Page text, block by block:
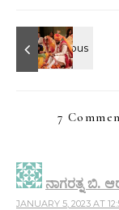
7
ನಾಗರತ್ನ ಬಿ.
JANUARY 5, 2023 AT